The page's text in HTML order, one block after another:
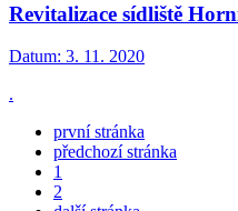
Revitalizace sídliště
Datum: 3. 11. 2020
.
první stránka
předchozí stránka
1
2